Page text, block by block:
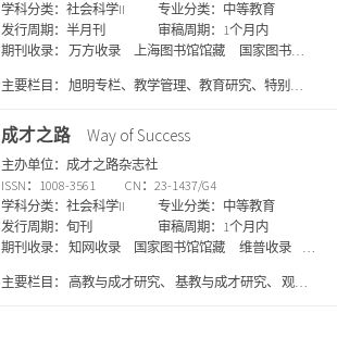
学科分类：社会科学II
专业分类：中等教育
发行周期：半月刊
审稿周期：1个月内
期刊收录： 万方收录 上海图书馆馆藏
国家图书馆
主要栏目： 旭明专栏、教学管理、教育研究、特别报
育与心理、国际交流、互联网教育（互联网+ 教育）、
图书评论、师生互动、热点聚焦。
成才之路 Way of Success
主办单位：成才之路杂志社
ISSN：1008-3561
CN：23-1437/G4
学科分类：社会科学II
专业分类：中等教育
发行周期：旬刊
审稿周期：1个月内
期刊收录： 知网收录 国家图书馆馆藏
维普收录
主要栏目： 高教与成才研究、 基教与成才研究、 观察